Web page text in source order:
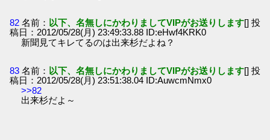
82 名前： 以下、名無しにかわりましてVIPがお送りします[] 投
稿日：2012/05/28(月) 23:49:33.88 ID:eHwf4KRK0
新聞見てキレてるのは出来杉だよね？
83 名前： 以下、名無しにかわりましてVIPがお送りします[] 投
稿日：2012/05/28(月) 23:51:38.04 ID:AuwcmNmx0
>>82
出来杉だよ～